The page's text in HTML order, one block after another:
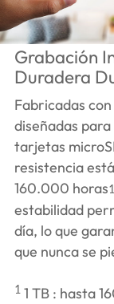
Grabación
Duradera
Fabricadas
diseñadas
tarjetas
resistencia
160.000 horas1
estabilidad
día, lo que
que nunca se
11 TB : hasta